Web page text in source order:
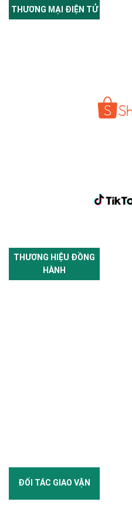
THƯƠNG MẠI ĐIỆN TỬ
THƯƠNG HIỆU ĐỒNG
HÀNH
ĐỐI TÁC GIAO VẬN